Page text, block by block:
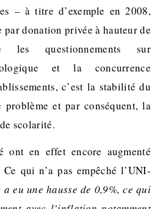
– à titre d’exemple en 2008,
donation privée à hauteur de
questionnements sur
et la concurrence
c’est la stabilité du
problème et par conséquent, la
scolarité.
ont en effet encore augmenté
qui n’a pas empêché l’UNI-
eu une hausse de 0,9%, ce qui